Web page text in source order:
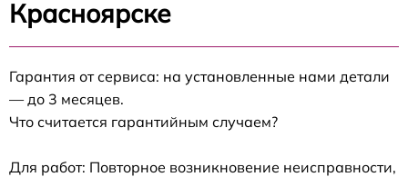
Красноярске
Гарантия от сервиса: на установленные нами детали
— до 3 месяцев.
Что считается гарантийным случаем?
Для работ: Повторное возникновение неисправности,